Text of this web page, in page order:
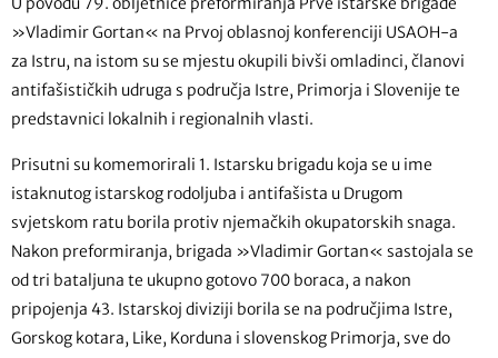
»Vladimir Gortan« na Prvoj oblasnoj konferenciji USAOH-a
za Istru, na istom su se mjestu okupili bivši omladinci, članovi
antifašističkih udruga s područja Istre, Primorja i Slovenije te
predstavnici lokalnih i regionalnih vlasti.
Prisutni su komemorirali 1. Istarsku brigadu koja se u ime
istaknutog istarskog rodoljuba i antifašista u Drugom
svjetskom ratu borila protiv njemačkih okupatorskih snaga.
Nakon preformiranja, brigada »Vladimir Gortan« sastojala se
od tri bataljuna te ukupno gotovo 700 boraca, a nakon
pripojenja 43. Istarskoj diviziji borila se na područjima Istre,
Gorskog kotara, Like, Korduna i slovenskog Primorja, sve do